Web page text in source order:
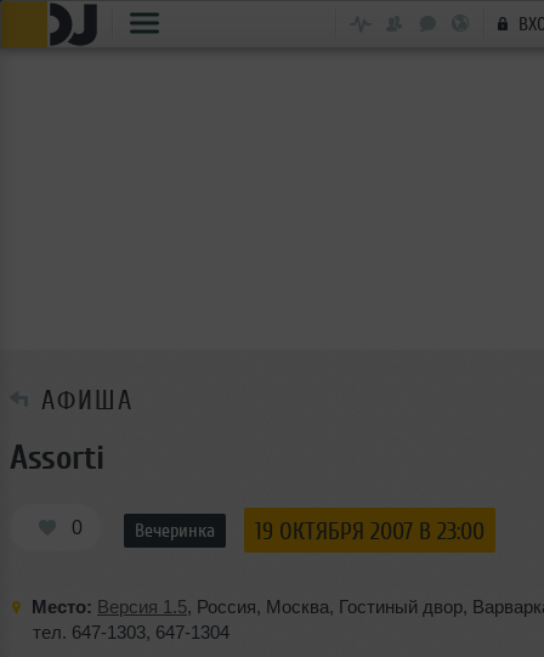
АФИША
Assorti
0 Вечеринка 19 ОКТЯБРЯ 2007 В 23:00
Место: Версия 1.5, Россия, Москва, Гостиный двор,
тел. 647-1303, 647-1304